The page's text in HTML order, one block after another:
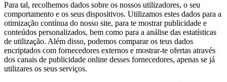
Para tal, recolhemos dados sobre os nossos utilizadores, o seu
comportamento e os seus dispositivos. Utilizamos estes dados para a
otimização contínua do nosso site, para te mostrar publicidade e
conteúdos personalizados, bem como para a análise das estatísticas
de utilização. Além disso, podemos comparar os teus dados
encriptados com fornecedores externos e mostrar-te ofertas através
dos canais de publicidade online desses fornecedores, apenas se já
utilizares os seus serviços.